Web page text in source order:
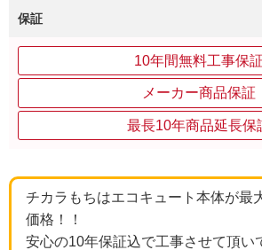
保証
10年間無料工事保証
メーカー商品保証
最長10年商品延長保
チカラもちはエコキュート本体が最
価格！！
安心の10年保証込で工事させて頂い